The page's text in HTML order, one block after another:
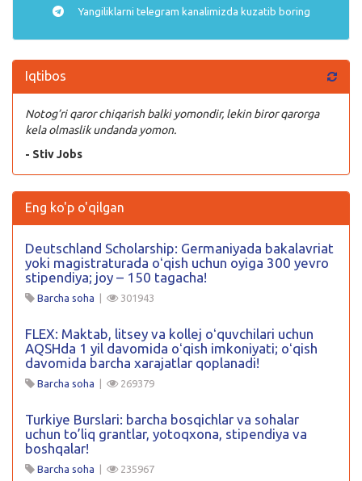
Yangiliklarni telegram kanalimizda kuzatib boring
Iqtibos
Notog’ri qaror chiqarish balki yomondir, lekin biror qarorga
kela olmaslik undanda yomon.
- Stiv Jobs
Eng ko'p o'qilgan
Deutschland Scholarship: Germaniyada bakalavriat
yoki magistraturada oʻqish uchun oyiga 300 yevro
stipendiya; joy – 150 tagacha!
Barcha soha | 301943
FLEX: Maktab, litsey va kollej oʻquvchilari uchun
AQSHda 1 yil davomida oʻqish imkoniyati; oʻqish
davomida barcha xarajatlar qoplanadi!
Barcha soha | 269379
Turkiye Burslari: barcha bosqichlar va sohalar
uchun to’liq grantlar, yotoqxona, stipendiya va
boshqalar!
Barcha soha | 235967